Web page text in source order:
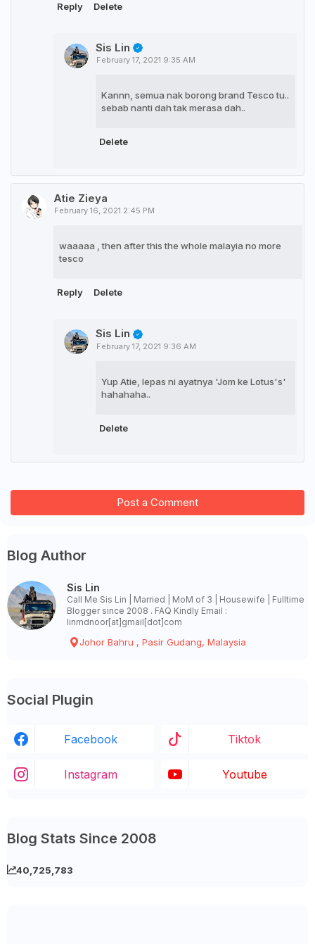
Reply Delete
Sis Lin
February 17, 2021 9:35 AM
Kannn, semua nak borong brand Tesco tu..
sebab nanti dah tak merasa dah..
Delete
Atie Zieya
February 16, 2021 2:45 PM
waaaaa , then after this the whole malayia no more
tesco
Reply Delete
Sis Lin
February 17, 2021 9:36 AM
Yup Atie, lepas ni ayatnya 'Jom ke Lotus's'
hahahaha..
Delete
Post a Comment
Blog Author
Sis Lin
Call Me Sis Lin | Married | MoM of 3 | Housewife | Fulltime
Blogger since 2008 . FAQ Kindly Email :
linmdnoor[at]gmail[dot]com
Johor Bahru , Pasir Gudang, Malaysia
Social Plugin
Facebook Tiktok
Instagram Youtube
Blog Stats Since 2008
40,725,783